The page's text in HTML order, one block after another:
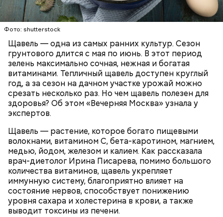
Фото: shutterstock
Щавель — одна из самых ранних культур. Сезон
грунтового длится с мая по июнь. В этот период
зелень максимально сочная, нежная и богатая
витаминами. Тепличный щавель доступен круглый
год, а за сезон на дачном участке урожай можно
срезать несколько раз. Но чем щавель полезен для
здоровья? Об этом «Вечерняя Москва» узнала у
экспертов.
Щавель — растение, которое богато пищевыми
волокнами, витамином С, бета-каротином, магнием,
медью, йодом, железом и калием. Как рассказала
врач-диетолог Ирина Писарева, помимо большого
количества витаминов, щавель укрепляет
иммунную систему, благоприятно влияет на
состояние нервов, способствует понижению
уровня сахара и холестерина в крови, а также
выводит токсины из печени.
Опасность же щавеля состоит в том, что он
содержит большое количество щавелевой кислоты,
которая может способствовать образованию
ЗДОРОВЬЕ ВРАЧИ
РАСТЕНИЯ
ПРОДУКТЫ